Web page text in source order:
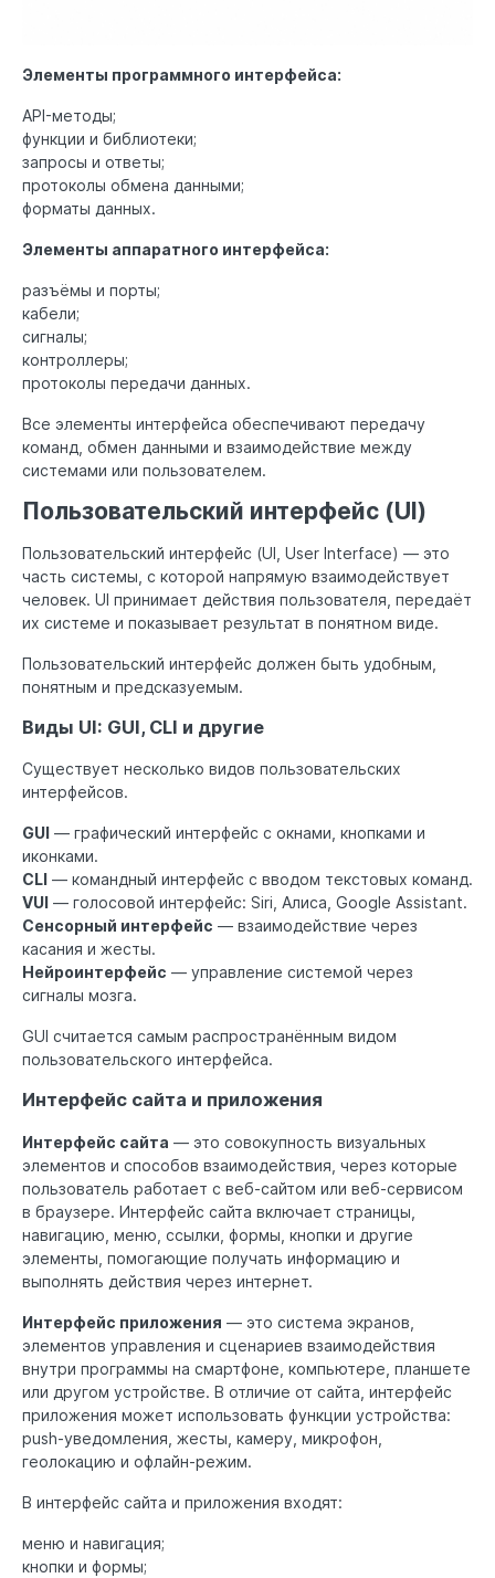
Элементы программного интерфейса:
API-методы;
функции и библиотеки;
запросы и ответы;
протоколы обмена данными;
форматы данных.
Элементы аппаратного интерфейса:
разъёмы и порты;
кабели;
сигналы;
контроллеры;
протоколы передачи данных.
Все элементы интерфейса обеспечивают передачу
команд, обмен данными и взаимодействие между
системами или пользователем.
Пользовательский интерфейс (UI)
Пользовательский интерфейс (UI, User Interface) — это
часть системы, с которой напрямую взаимодействует
человек. UI принимает действия пользователя, передаёт
их системе и показывает результат в понятном виде.
Пользовательский интерфейс должен быть удобным,
понятным и предсказуемым.
Виды UI: GUI, CLI и другие
Существует несколько видов пользовательских
интерфейсов.
GUI — графический интерфейс с окнами, кнопками и
иконками.
CLI — командный интерфейс с вводом текстовых команд.
VUI — голосовой интерфейс: Siri, Алиса, Google Assistant.
Сенсорный интерфейс — взаимодействие через
касания и жесты.
Нейроинтерфейс — управление системой через
сигналы мозга.
GUI считается самым распространённым видом
пользовательского интерфейса.
Интерфейс сайта и приложения
Интерфейс сайта — это совокупность визуальных
элементов и способов взаимодействия, через которые
пользователь работает с веб-сайтом или веб-сервисом
в браузере. Интерфейс сайта включает страницы,
навигацию, меню, ссылки, формы, кнопки и другие
элементы, помогающие получать информацию и
выполнять действия через интернет.
Интерфейс приложения — это система экранов,
элементов управления и сценариев взаимодействия
внутри программы на смартфоне, компьютере, планшете
или другом устройстве. В отличие от сайта, интерфейс
приложения может использовать функции устройства:
push-уведомления, жесты, камеру, микрофон,
геолокацию и офлайн-режим.
В интерфейс сайта и приложения входят:
меню и навигация;
кнопки и формы;